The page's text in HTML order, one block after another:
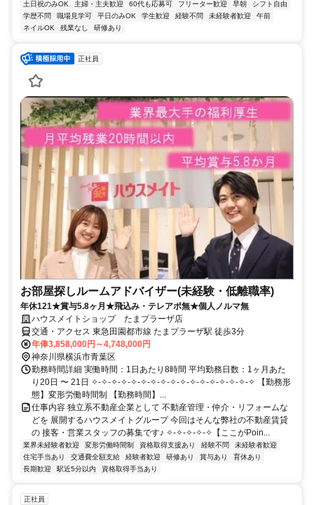
土日祝のみOK
主婦・主夫歓迎 60代も応募可 フリーター歓迎 早朝
シフト自由
学歴不問
職場見学可 平日のみOK 学生歓迎 経験不問 未経験者歓迎
午前
ネイルOK
残業なし 研修あり
正社員
お部屋探しルームアドバイザー(未経験・低離職率)
年休121★賞与5.8ヶ月★飛込み・テレアポ無★個人ノルマ無
ハウスメイトショップ たまプラーザ店
交通・アクセス 東急田園都市線 たまプラーザ駅 徒歩3分
年俸3,858,000円～4,748,000円
神奈川県横浜市青葉区
勤務時間詳細 実働時間：1日あたり8時間 平均勤務日数：1ヶ月あた
り20日 〜 21日 ✧-✧-✧-✧-✧-✧-✧-✧-✧-✧-✧-✧-✧-✧-✧-✧-✧ 【勤務形
態】変形労働時間制 【勤務時間】...
仕事内容 独立系不動産企業として 不動産管理・仲介・リフォームな
どを 展開するハウスメイトグループ 今回はそんな弊社の不動産賃貸
の 接客・営業スタッフの募集です♪ ✧-✧-✧-✧-✧【ここがPoin...
業界未経験者歓迎 変形労働時間制 資格取得支援あり 経験不問
未経験者歓迎
住宅手当あり
交通費全額支給 経験者歓迎 研修あり 賞与あり
育休あり
長期歓迎
駅近5分以内 資格取得手当あり
正社員